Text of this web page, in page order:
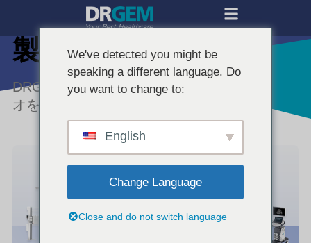
製品紹介
DRGEMの高性能X線装置のポートフォリ
オをご覧ください。
We've detected you might be
speaking a different language. Do
you want to change to:
English
Change Language
Close and do not switch language